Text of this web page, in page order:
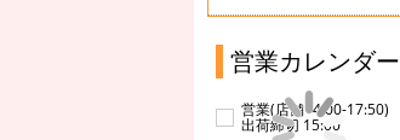
営業カレンダー
営業(店舗14:00-17:50)
出荷締切 15:00